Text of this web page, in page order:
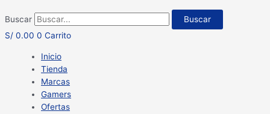
Buscar
Buscar
S/ 0.00 0 Carrito
Inicio
Tienda
Marcas
Gamers
Ofertas